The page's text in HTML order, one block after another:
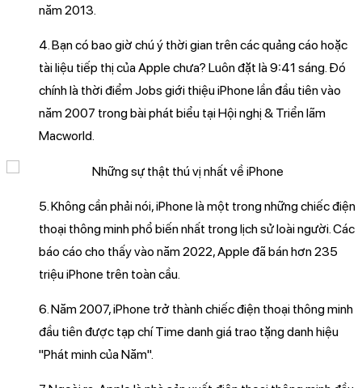
năm 2013.
4. Bạn có bao giờ chú ý thời gian trên các quảng cáo hoặc
tài liệu tiếp thị của Apple chưa? Luôn đặt là 9:41 sáng. Đó
chính là thời điểm Jobs giới thiệu iPhone lần đầu tiên vào
năm 2007 trong bài phát biểu tại Hội nghị & Triển lãm
Macworld.
5. Không cần phải nói, iPhone là một trong những chiếc điện
thoại thông minh phổ biến nhất trong lịch sử loài người. Các
báo cáo cho thấy vào năm 2022, Apple đã bán hơn 235
triệu iPhone trên toàn cầu.
6. Năm 2007, iPhone trở thành chiếc điện thoại thông minh
đầu tiên được tạp chí Time danh giá trao tặng danh hiệu
"Phát minh của Năm".